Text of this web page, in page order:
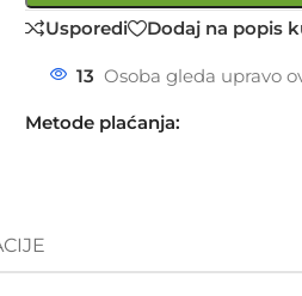
Usporedi Dodaj na popis
13 Osoba gleda upravo
Metode plaćanja: